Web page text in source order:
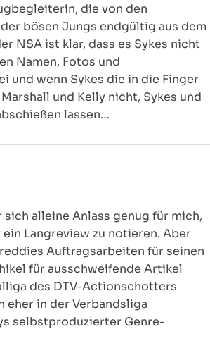
die von den
bösen Jungs endgültig aus dem
NSA ist klar, dass es Sykes nicht
Namen, Fotos und
und wenn Sykes die in die Finger
und Kelly nicht, Sykes und
lassen…
alleine Anlass genug für mich,
Langreview zu notieren. Aber
Auftragsarbeiten für seinen
für ausschweifende Artikel
des DTV-Actionschotters
in der Verbandsliga
selbstproduzierter Genre-